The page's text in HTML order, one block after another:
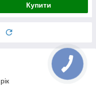
Купити